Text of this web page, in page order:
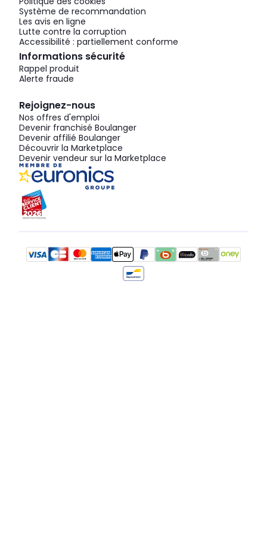
Système de recommandation
Les avis en ligne
Lutte contre la corruption
Accessibilité : partiellement conforme
Informations sécurité
Rappel produit
Alerte fraude
Rejoignez-nous
Nos offres d'emploi
Devenir franchisé Boulanger
Devenir affilié Boulanger
Découvrir la Marketplace
Devenir vendeur sur la Marketplace